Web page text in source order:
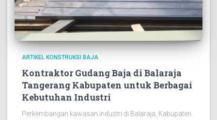
ARTIKEL KONSTRUKSI BAJA
Kontraktor Gudang Baja di Balaraja
Tangerang Kabupaten untuk Berbagai
Kebutuhan Industri
Perkembangan kawasan industri di Balaraja, Kabupaten